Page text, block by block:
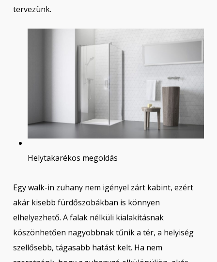
tervezünk.
Helytakarékos megoldás
Egy walk-in zuhany nem igényel zárt kabint, ezért
akár kisebb fürdőszobákban is könnyen
elhelyezhető. A falak nélküli kialakításnak
köszönhetően nagyobbnak tűnik a tér, a helyiség
szellősebb, tágasabb hatást kelt. Ha nem